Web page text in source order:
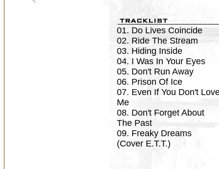
01. Do Lives Coincide
02. Ride The Stream
03. Hiding Inside
04. I Was In Your Eyes
05. Don't Run Away
06. Prison Of Ice
07. Even If You Don't
Me
08. Don't Forget About
The Past
09. Freaky Dreams
(Cover E.T.T.)